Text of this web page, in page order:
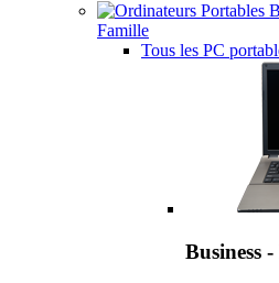
Famille
Tous les PC
Business